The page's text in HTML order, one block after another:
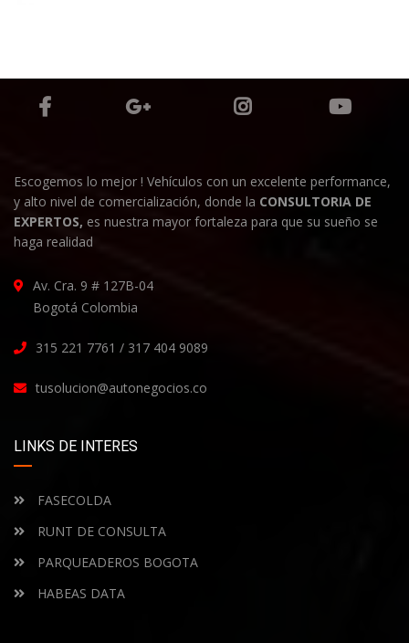
Escogemos lo mejor ! Vehículos con un excelente performance,
y alto nivel de comercialización, donde la CONSULTORIA DE
EXPERTOS, es nuestra mayor fortaleza para que su sueño se
haga realidad
Av. Cra. 9 # 127B-04
Bogotá Colombia
315 221 7761 / 317 404 9089
tusolucion@autonegocios.co
LINKS DE INTERES
FASECOLDA
RUNT DE CONSULTA
PARQUEADEROS BOGOTA
HABEAS DATA